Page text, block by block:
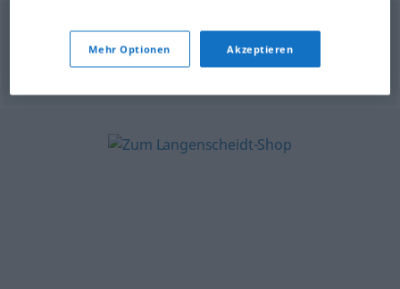
rechtmäßig,füglich (geh., veraltet) richtigerweise
Mehr Optionen Akzeptieren